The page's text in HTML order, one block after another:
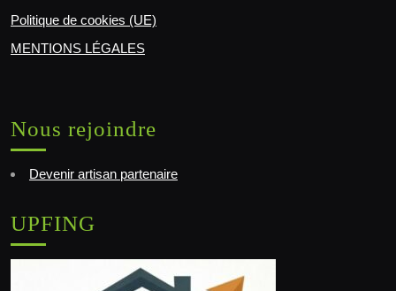
Politique de cookies (UE)
MENTIONS LÉGALES
Nous rejoindre
Devenir artisan partenaire
UPFING